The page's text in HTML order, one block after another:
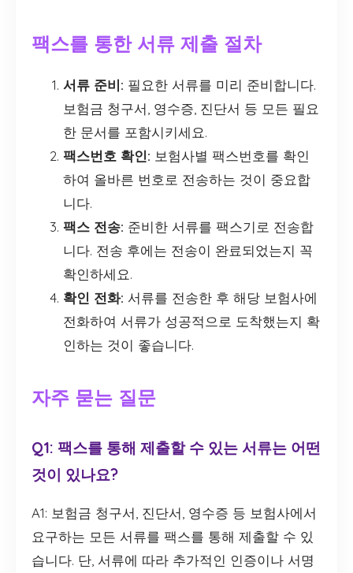
팩스를 통한 서류 제출 절차
서류 준비: 필요한 서류를 미리 준비합니다.
보험금 청구서, 영수증, 진단서 등 모든 필요
한 문서를 포함시키세요.
팩스번호 확인: 보험사별 팩스번호를 확인
하여 올바른 번호로 전송하는 것이 중요합
니다.
팩스 전송: 준비한 서류를 팩스기로 전송합
니다. 전송 후에는 전송이 완료되었는지 꼭
확인하세요.
확인 전화: 서류를 전송한 후 해당 보험사에
전화하여 서류가 성공적으로 도착했는지 확
인하는 것이 좋습니다.
자주 묻는 질문
Q1: 팩스를 통해 제출할 수 있는 서류는 어떤
것이 있나요?
A1: 보험금 청구서, 진단서, 영수증 등 보험사에서
요구하는 모든 서류를 팩스를 통해 제출할 수 있
습니다. 단, 서류에 따라 추가적인 인증이나 서명